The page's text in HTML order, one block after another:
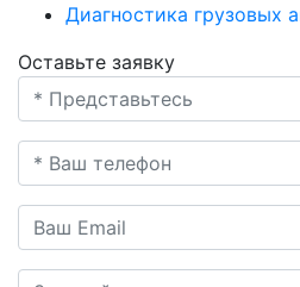
Диагностика грузовых
Оставьте заявку